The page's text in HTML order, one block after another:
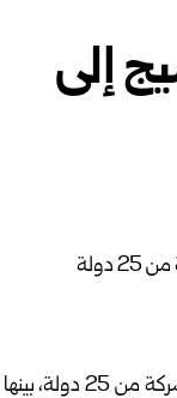
إلى
انطلقت اليوم في مدينة جدة فعاليات المعرض السعودي للأزياء والنسيج بمشاركة أكثر من 550 شركة من 25 دولة، بينها